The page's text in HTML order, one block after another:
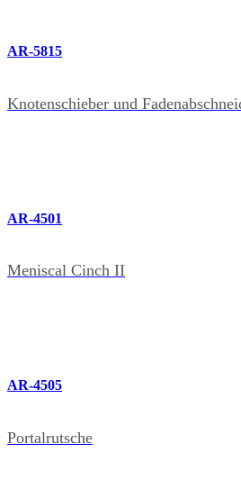
AR-5815
Knotenschieber und
AR-4501
Meniscal Cinch II
AR-4505
Portalrutsche